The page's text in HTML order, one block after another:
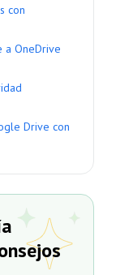
con
a OneDrive
Drive con